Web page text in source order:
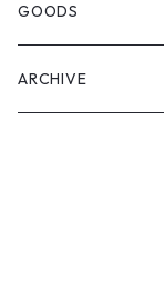
GOODS
ARCHIVE